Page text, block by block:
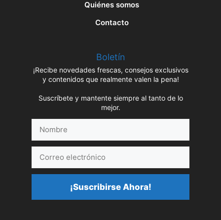
Quiénes somos
Contacto
Boletín
¡Recibe novedades frescas, consejos exclusivos
y contenidos que realmente valen la pena!
Suscríbete y mantente siempre al tanto de lo
mejor.
electrónico
¡Suscribirse Ahora!